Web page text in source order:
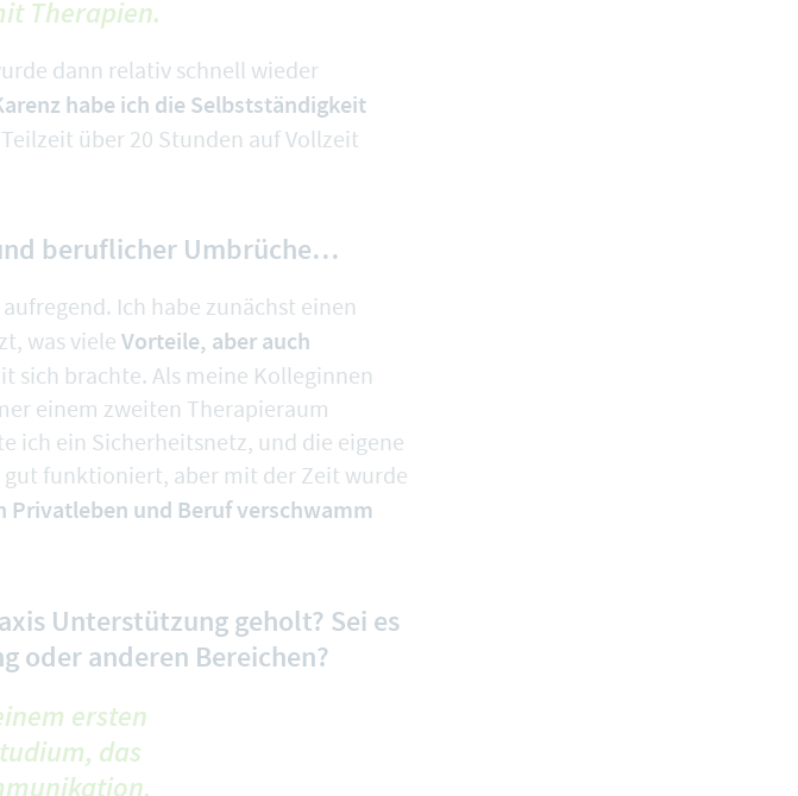
Therapien.
dann relativ schnell wieder
habe ich die Selbstständigkeit
über 20 Stunden auf Vollzeit
beruflicher Umbrüche…
Ich habe zunächst einen
was viele Vorteile, aber auch
sich brachte. Als meine Kolleginnen
einem zweiten Therapieraum
ich ein Sicherheitsnetz, und die eigene
gut funktioniert, aber mit der Zeit wurde
Privatleben und Beruf verschwamm
Unterstützung geholt? Sei es
oder anderen Bereichen?
ersten
das